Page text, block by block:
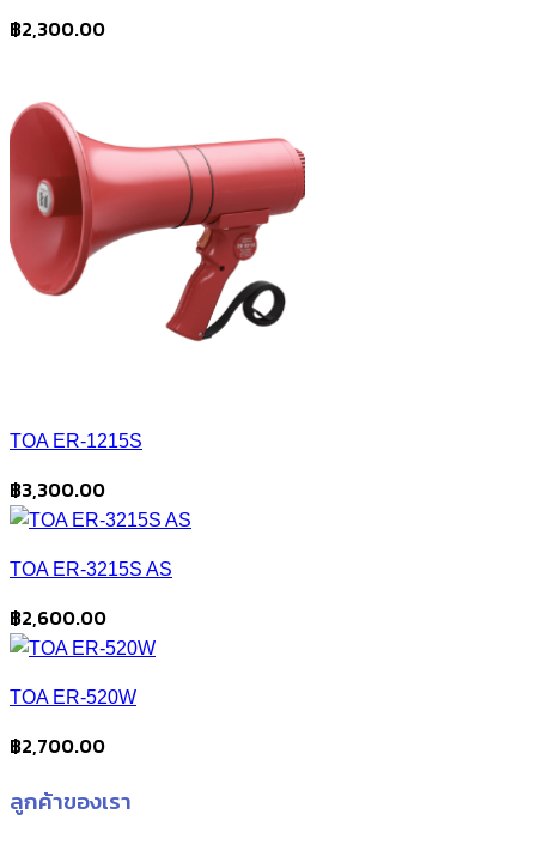
฿2,300.00
TOA ER-1215S
฿3,300.00
TOA ER-3215S AS
฿2,600.00
TOA ER-520W
฿2,700.00
ลูกค้าของเรา